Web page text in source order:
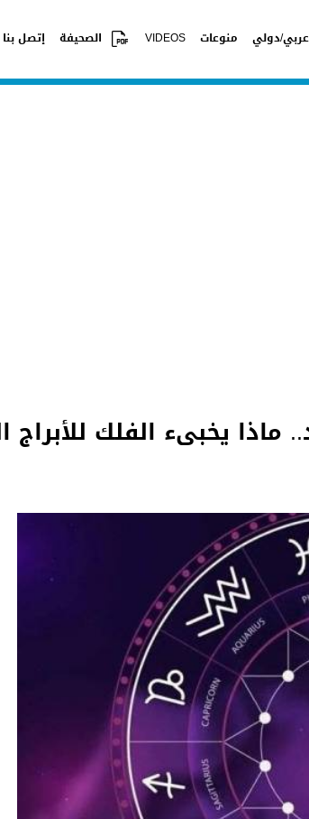
عربي/دولي منوعات VIDEOS الصحيفة إتصل بنا
ماذا يخبىء الفلك للأبراج